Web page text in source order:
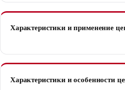
Характеристики и применение
Характеристики и особенности